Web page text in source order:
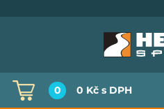
0 0 Kč s DPH